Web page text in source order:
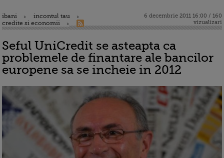
ibani
incontul tau
credite si economii
6 decembrie 2011 16:00 / 160
vizualizari
Seful UniCredit se asteapta ca
problemele de finantare ale bancilor
europene sa se incheie in 2012